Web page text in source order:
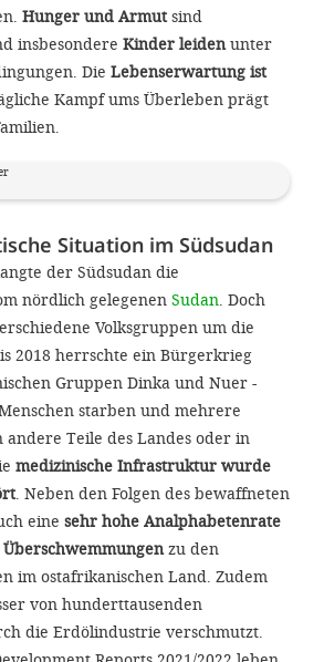
Hunger und Armutsind
insbesondere Kinder leidenunter
Die Lebenserwartung ist
Kampf ums Überleben prägt
Situation im Südsudan
der Südsudan die
nördlich gelegenen Sudan. Doch
Volksgruppen um die
2018 herrschte ein Bürgerkrieg
Gruppen Dinka und Nuer -
starben und mehrere
Teile des Landes oder in
medizinische Infrastruktur wurde
. Neben den Folgen des bewaffneten
eine sehr hohe Analphabetenrate
zu den
im ostafrikanischen Land. Zudem
von hunderttausenden
die Erdölindustrie verschmutzt.
den
Sie
'Cookie-
Impressum
ALLEN